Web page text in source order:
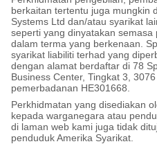
berkaitan tertentu juga mungkin
Systems Ltd dan/atau syarikat
seperti yang dinyatakan
dalam terma yang berkenaan.
syarikat liabiliti terhad yang
dengan alamat berdaftar di 78
Business Center, Tingkat 3,
pemerbadanan HE301668.
Perkhidmatan yang disediakan
kepada warganegara atau
di laman web kami juga tidak
penduduk Amerika Syarikat.